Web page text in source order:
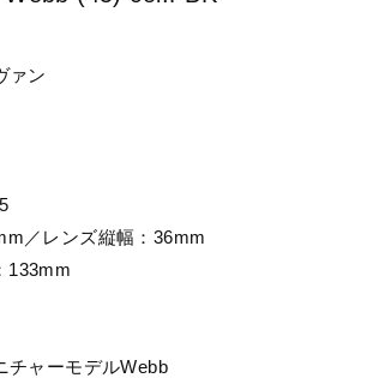
ァン
／レンズ縦幅：36mm
133mm
チャーモデルWebb